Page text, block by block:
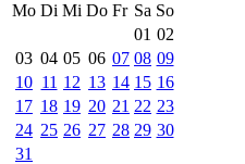
Mo Di Mi Do Fr Sa So
01 02
03 04 05 06 07 08 09
10 11 12 13 14 15 16
17 18 19 20 21 22 23
24 25 26 27 28 29 30
31